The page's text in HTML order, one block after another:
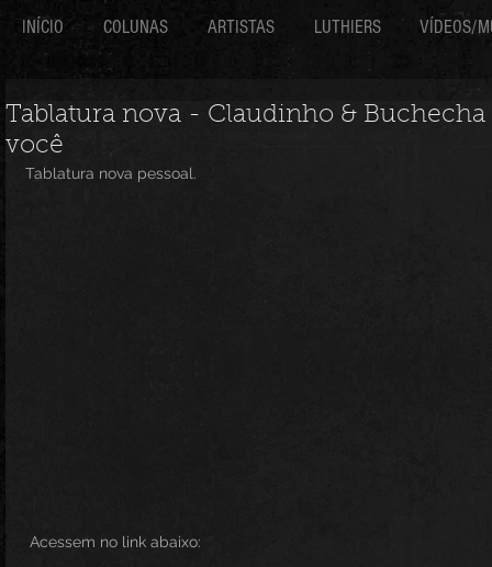
INÍCIO COLUNAS ARTISTAS LUTHIERS VÍDEOS/
Tablatura nova - Claudinho &
você
Tablatura nova pessoal.
Acessem no link abaixo: